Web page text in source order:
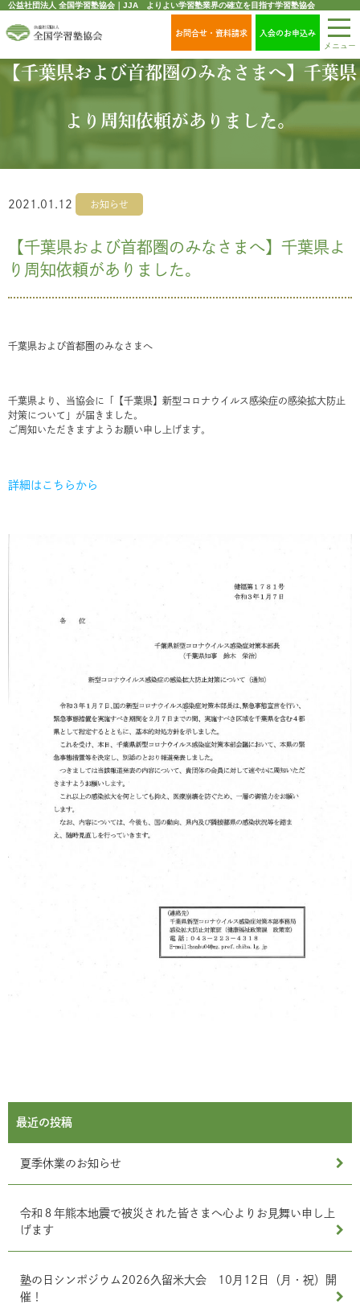
公益社団法人 全国学習塾協会｜JJA よりよい学習塾業界の確立を目指す学習塾協会
お問合せ・資料請求
入会のお申込み
メニュー
【千葉県および首都圏のみなさまへ】千葉県
より周知依頼がありました。
2021.01.12 お知らせ
【千葉県および首都圏のみなさまへ】千葉県よ
り周知依頼がありました。
千葉県および首都圏のみなさまへ
千葉県より、当協会に「【千葉県】新型コロナウイルス感染症の感染拡大防止
対策について」が届きました。
ご周知いただきますようお願い申し上げます。
詳細はこちらから
最近の投稿
夏季休業のお知らせ
令和８年熊本地震で被災された皆さまへ心よりお見舞い申し上
げます
塾の日シンポジウム2026久留米大会 10月12日（月・祝）開
催！